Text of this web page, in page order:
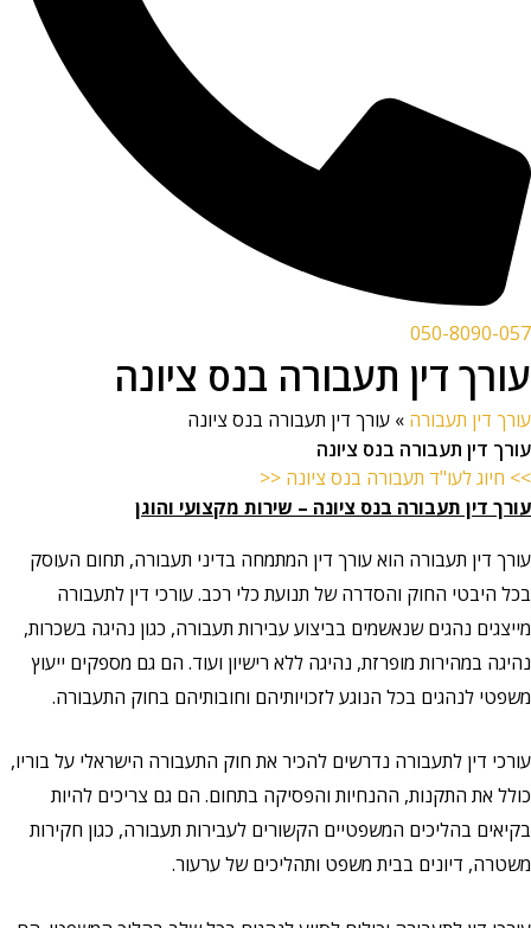
050-8090-057
עורך דין תעבורה בנס ציונה
עורך דין תעבורה » עורך דין תעבורה בנס ציונה
עורך דין תעבורה בנס ציונה
>> חיוג לעו"ד תעבורה בנס ציונה <<
עורך דין תעבורה בנס ציונה – שירות מקצועי והוגן
עורך דין תעבורה הוא עורך דין המתמחה בדיני תעבורה, תחום העוסק
בכל היבטי החוק והסדרה של תנועת כלי רכב. עורכי דין לתעבורה
מייצגים נהגים שנאשמים בביצוע עבירות תעבורה, כגון נהיגה בשכרות,
נהיגה במהירות מופרזת, נהיגה ללא רישיון ועוד. הם גם מספקים ייעוץ
משפטי לנהגים בכל הנוגע לזכויותיהם וחובותיהם בחוק התעבורה.
עורכי דין לתעבורה נדרשים להכיר את חוק התעבורה הישראלי על בוריו,
כולל את התקנות, ההנחיות והפסיקה בתחום. הם גם צריכים להיות
בקיאים בהליכים המשפטיים הקשורים לעבירות תעבורה, כגון חקירות
משטרה, דיונים בבית משפט ותהליכים של ערעור.